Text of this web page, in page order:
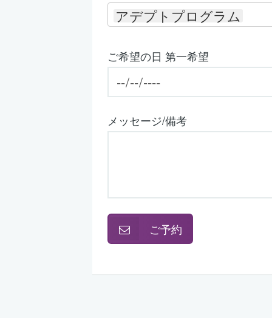
アデプトプログラム
ご希望の日 第一希望
メッセージ/備考
ご予約